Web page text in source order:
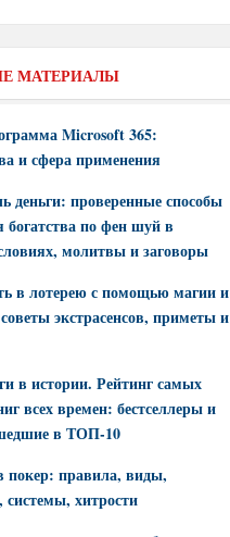
МАТЕРИАЛЫ
Microsoft 365:
и сфера применения
деньги: проверенные способы
богатства по фен шуй в
молитвы и заговоры
в лотерею с помощью магии и
экстрасенсов, приметы и
в истории. Рейтинг самых
всех времен: бестселлеры и
в ТОП-10
покер: правила, виды,
хитрости